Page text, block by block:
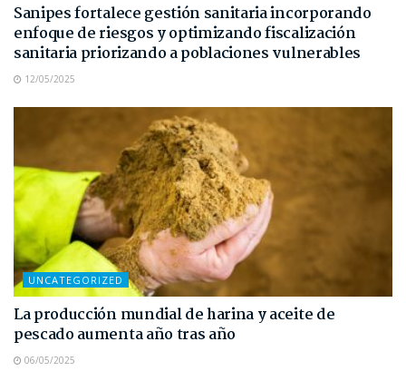
Sanipes fortalece gestión sanitaria incorporando
enfoque de riesgos y optimizando fiscalización
sanitaria priorizando a poblaciones vulnerables
12/05/2025
UNCATEGORIZED
La producción mundial de harina y aceite de
pescado aumenta año tras año
06/05/2025